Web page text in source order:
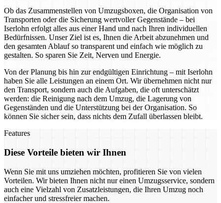
Ob das Zusammenstellen von Umzugsboxen, die Organisation von
Transporten oder die Sicherung wertvoller Gegenstände – bei
Iserlohn erfolgt alles aus einer Hand und nach Ihren individuellen
Bedürfnissen. Unser Ziel ist es, Ihnen die Arbeit abzunehmen und
den gesamten Ablauf so transparent und einfach wie möglich zu
gestalten. So sparen Sie Zeit, Nerven und Energie.
Von der Planung bis hin zur endgültigen Einrichtung – mit Iserlohn
haben Sie alle Leistungen an einem Ort. Wir übernehmen nicht nur
den Transport, sondern auch die Aufgaben, die oft unterschätzt
werden: die Reinigung nach dem Umzug, die Lagerung von
Gegenständen und die Unterstützung bei der Organisation. So
können Sie sicher sein, dass nichts dem Zufall überlassen bleibt.
Features
Diese Vorteile bieten wir Ihnen
Wenn Sie mit uns umziehen möchten, profitieren Sie von vielen
Vorteilen. Wir bieten Ihnen nicht nur einen Umzugsservice, sondern
auch eine Vielzahl von Zusatzleistungen, die Ihren Umzug noch
einfacher und stressfreier machen.